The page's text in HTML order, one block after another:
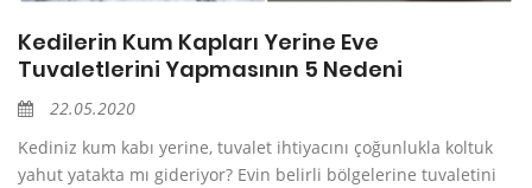
Kedilerin Kum Kapları Yerine Eve
Tuvaletlerini Yapmasının 5 Nedeni
22.05.2020
Kediniz kum kabı yerine, tuvalet ihtiyacını çoğunlukla koltuk
yahut yatakta mı gideriyor? Evin belirli bölgelerine tuvaletini